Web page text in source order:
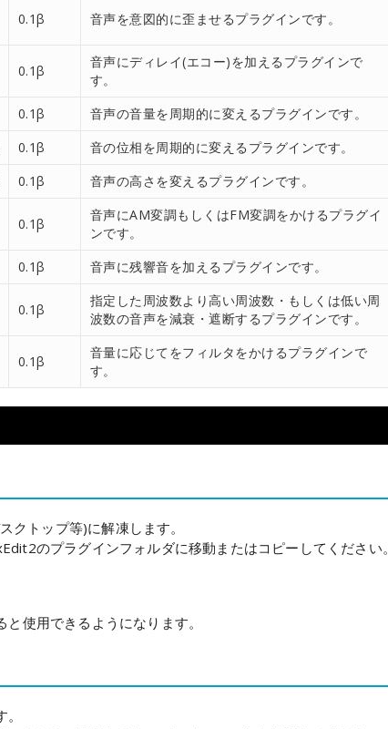
0.1β 音声を意図的に歪ませるプラグインです。
0.1β
音声にディレイ(エコー)を加えるプラグインで
す。
0.1β
音声の音量を周期的に変えるプラグインです。
0.1β
音の位相を周期的に変えるプラグインです。
0.1β 音声の高さを変えるプラグインです。
0.1β
音声にAM変調もしくはFM変調をかけるプラグイ
ンです。
0.1β
音声に残響音を加えるプラグインです。
0.1β
指定した周波数より高い周波数・もしくは低い周
波数の音声を減衰・遮断するプラグインです。
0.1β
音量に応じてをフィルタをかけるプラグインで
す。
クトップ等)に解凍します。
のプラグインフォルダに移動またはコピーしてください。
使用できるようになります。